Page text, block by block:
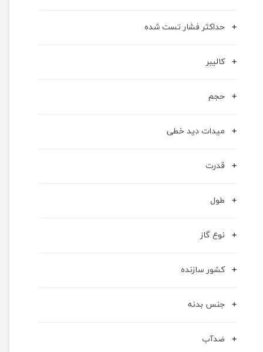
حداکثر فشار تست شده
کالیبر
حجم
میدات دید خطی
قدرت
طول
نوع گاز
کشور سازنده
جنس بدنه
ضدآب